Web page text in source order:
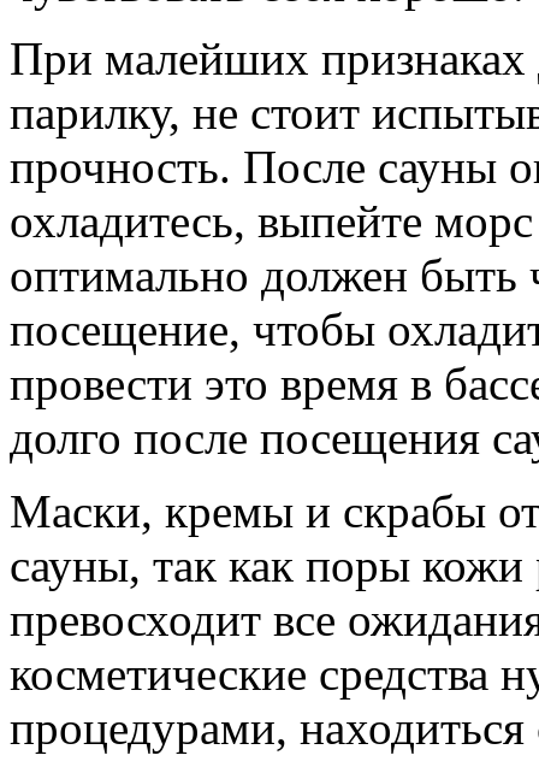
При малейших
парилку, не стоит
прочность. После сауны
охладитесь, выпейте
оптимально должен быть
посещение, чтобы
провести это время в
долго после посещения
Маски, кремы и скрабы
сауны, так как поры
превосходит все
косметические средства
процедурами,